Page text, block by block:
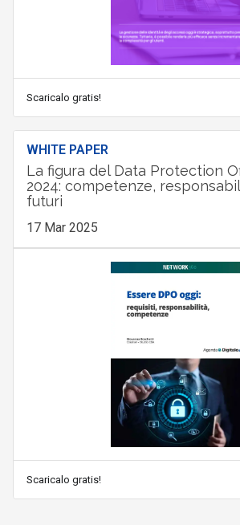
Scaricalo gratis!
WHITE PAPER
La figura del Data Protection
2024: competenze,
futuri
17 Mar 2025
Scaricalo gratis!